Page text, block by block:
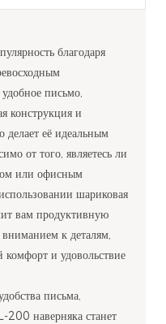
благодаря
письмо,
конструкция и
делает её идеальным
от того, являетесь ли
или офисным
шариковая
вам продуктивную
к деталям,
комфорт и удовольствие
письма,
200 наверняка станет